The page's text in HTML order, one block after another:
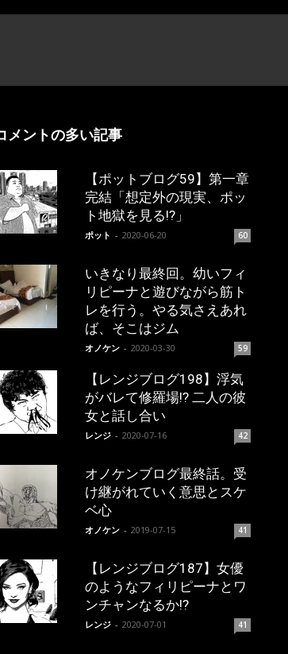
メントの多い記事
【ポットブログ59】第一章
完結「想定外の現実、ポッ
ト地獄を見る!?」
ポット - 2020-06-20 60
いきなり最終回。幼いフィ
リピーナと遊びながら筋ト
レを行う。やる気さえあれ
ば、そこはジム
オノケン - 2020-03-30 59
【レンジブログ198】浮気
がバレて修羅場!? 二人の彼
女と話し合い
レンジ - 2020-07-16 42
オノケンブログ最終話。受
け継がれていく意思とスケ
ベ心
オノケン - 2019-07-15 41
【レンジブログ187】女優
のようなフィリピーナとワ
ンチャンなるか!?
レンジ - 2020-07-01 41